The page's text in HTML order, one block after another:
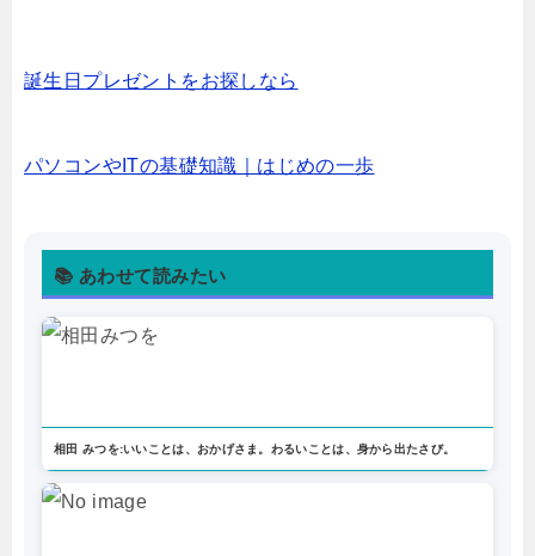
誕生日プレゼントをお探しなら
パソコンやITの基礎知識｜はじめの一歩
📚 あわせて読みたい
相田 みつを:いいことは、おかげさま。わるいことは、身から出たさび。